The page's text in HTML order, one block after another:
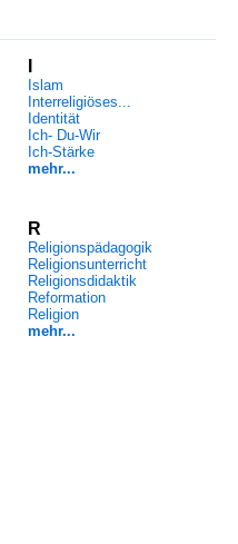
Islam
Interreligiöses...
Identität
Ich- Du-Wir
Ich-Stärke
mehr...
R
Religionspädagogik
Religionsunterricht
Religionsdidaktik
Reformation
Religion
mehr...